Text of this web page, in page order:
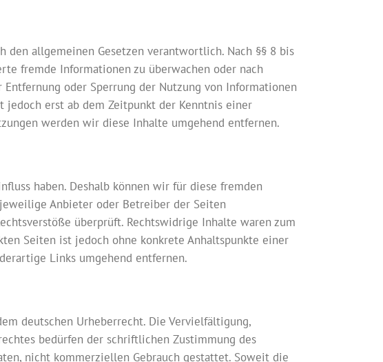
den allgemeinen Gesetzen verantwortlich. Nach §§ 8 bis
fremde Informationen zu überwachen oder nach
oder Sperrung der Nutzung von Informationen
erst ab dem Zeitpunkt der Kenntnis einer
werden wir diese Inhalte umgehend entfernen.
haben. Deshalb können wir für diese fremden
Anbieter oder Betreiber der Seiten
überprüft. Rechtswidrige Inhalte waren zum
Seiten ist jedoch ohne konkrete Anhaltspunkte einer
Links umgehend entfernen.
deutschen Urheberrecht. Die Vervielfältigung,
bedürfen der schriftlichen Zustimmung des
nicht kommerziellen Gebrauch gestattet. Soweit die